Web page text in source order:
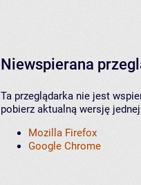
Niewspierana
Ta przeglądarka nie jest
pobierz aktualną wersję
Mozilla Firefox
Google Chrome